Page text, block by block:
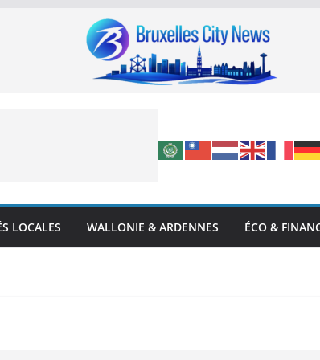
LOCALES WALLONIE & ARDENNES ÉCO &